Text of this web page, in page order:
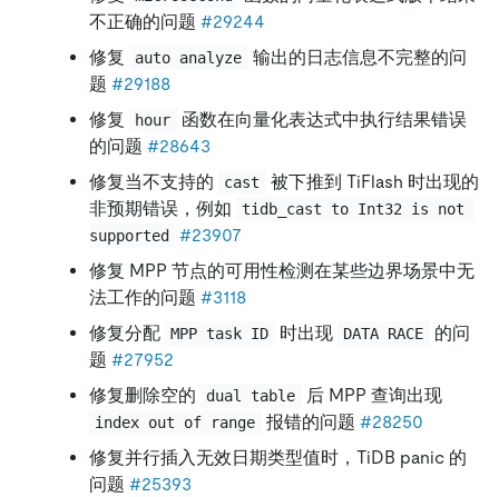
不正确的问题 #29244
修复
auto analyze
输出的日志信息不完整的问
题 #29188
修复
hour
函数在向量化表达式中执行结果错误
的问题 #28643
修复当不支持的
cast
被下推到 TiFlash 时出现的
非预期错误，例如
tidb_cast to Int32 is not
supported
#23907
修复 MPP 节点的可用性检测在某些边界场景中无
法工作的问题 #3118
修复分配 MPP task ID 时出现 DATA RACE
的问
题 #27952
修复删除空的
dual table 后 MPP 查询出现
index out of range 报错的问题 #28250
修复并行插入无效日期类型值时，TiDB panic 的
问题 #25393